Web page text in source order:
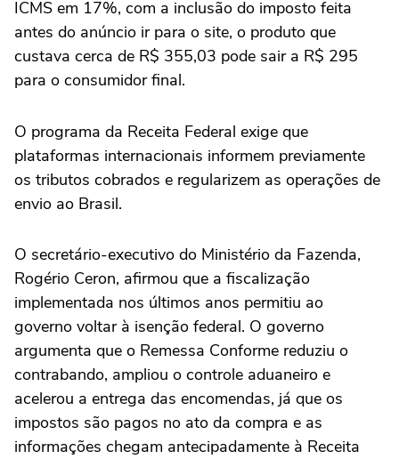
ICMS em 17%, com a inclusão do imposto feita
antes do anúncio ir para o site, o produto que
custava cerca de R$ 355,03 pode sair a R$ 295
para o consumidor final.
O programa da Receita Federal exige que
plataformas internacionais informem previamente
os tributos cobrados e regularizem as operações de
envio ao Brasil.
O secretário-executivo do Ministério da Fazenda,
Rogério Ceron, afirmou que a fiscalização
implementada nos últimos anos permitiu ao
governo voltar à isenção federal. O governo
argumenta que o Remessa Conforme reduziu o
contrabando, ampliou o controle aduaneiro e
acelerou a entrega das encomendas, já que os
impostos são pagos no ato da compra e as
informações chegam antecipadamente à Receita